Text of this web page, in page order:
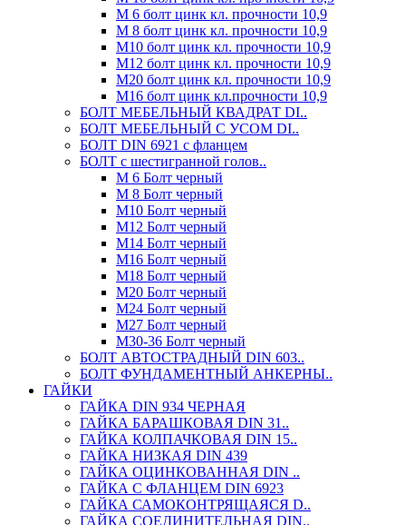
М 6 болт цинк кл. прочности 10,9
М 8 болт цинк кл. прочности 10,9
М10 болт цинк кл. прочности 10,9
М12 болт цинк кл. прочности 10,9
М20 болт цинк кл. прочности 10,9
М16 болт цинк кл.прочности 10,9
БОЛТ МЕБЕЛЬНЫЙ КВАДРАТ DI..
БОЛТ МЕБЕЛЬНЫЙ С УСОМ DI..
БОЛТ DIN 6921 c фланцем
БОЛТ с шестигранной голов..
М 6 Болт черный
М 8 Болт черный
М10 Болт черный
М12 Болт черный
М14 Болт черный
М16 Болт черный
М18 Болт черный
М20 Болт черный
М24 Болт черный
М27 Болт черный
М30-36 Болт черный
БОЛТ АВТОСТРАДНЫЙ DIN 603..
БОЛТ ФУНДАМЕНТНЫЙ АНКЕРНЫ..
ГАЙКИ
ГАЙКА DIN 934 ЧЕРНАЯ
ГАЙКА БАРАШКОВАЯ DIN 31..
ГАЙКА КОЛПАЧКОВАЯ DIN 15..
ГАЙКА НИЗКАЯ DIN 439
ГАЙКА ОЦИНКОВАННАЯ DIN ..
ГАЙКА С ФЛАНЦЕМ DIN 6923
ГАЙКА САМОКОНТРЯЩАЯСЯ D..
ГАЙКА СОЕДИНИТЕЛЬНАЯ DIN..